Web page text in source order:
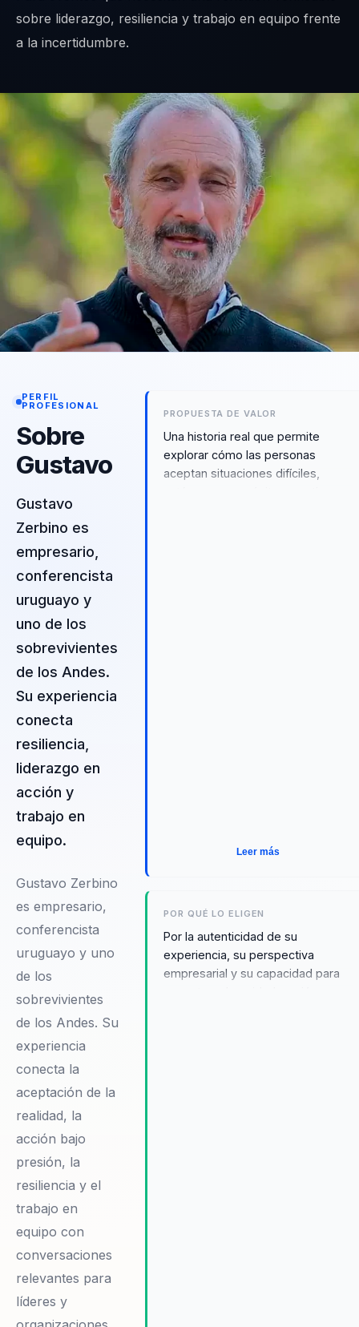
sobre liderazgo, resiliencia y trabajo en equipo frente
a la incertidumbre.
PERFIL
PROFESIONAL
Sobre
Gustavo
Gustavo
Zerbino es
empresario,
conferencista
uruguayo y
uno de los
sobrevivientes
de los Andes.
Su experiencia
conecta
resiliencia,
liderazgo en
acción y
trabajo en
equipo.
Gustavo Zerbino
es empresario,
conferencista
uruguayo y uno
de los
sobrevivientes
de los Andes. Su
experiencia
conecta la
aceptación de la
realidad, la
acción bajo
presión, la
resiliencia y el
trabajo en
equipo con
conversaciones
relevantes para
líderes y
PROPUESTA DE VALOR
Una historia real que permite
explorar cómo las personas
aceptan situaciones difíciles,
Leer más
POR QUÉ LO ELIGEN
Por la autenticidad de su
experiencia, su perspectiva
empresarial y su capacidad para